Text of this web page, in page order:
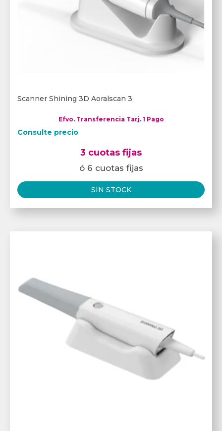
Scanner Shining 3D Aoralscan 3
Efvo. Transferencia Tarj. 1 Pago
Consulte precio
3 cuotas fijas
ó 6 cuotas fijas
SIN STOCK